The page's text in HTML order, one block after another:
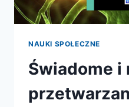
NAUKI SPOŁECZNE
Świadome i